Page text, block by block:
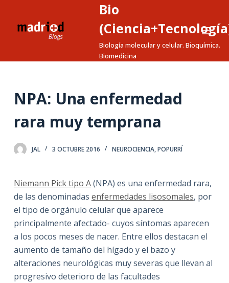
a
n
n
d
o
Bio
Biología molecular y celular. Bioquímica.
Biomedicina
NPA: Una enfermedad
rara muy temprana
JAL 3 OCTUBRE 2016 NEUROCIENCIA,POPURRÍ
Niemann Pick tipo A(NPA) es una enfermedad rara,
de las denominadas enfermedades lisosomales, por
el tipo de orgánulo celular que aparece
principalmente afectado- cuyos síntomas aparecen
a los pocos meses de nacer. Entre ellos destacan el
aumento de tamaño del hígado y el bazo y
alteraciones neurológicas muy severas que llevan al
progresivo deterioro de las facultades